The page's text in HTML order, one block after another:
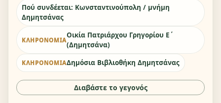
Πού συνδέεται: Κωνσταντινούπολη / μνήμη
Δημητσάνας
ΚΛΗΡΟΝΟΜΙΆ
Οικία Πατριάρχου Γρηγορίου Ε΄
(Δημητσάνα)
ΚΛΗΡΟΝΟΜΙΆΔημόσια Βιβλιοθήκη Δημητσάνας
Διαβάστε το γεγονός